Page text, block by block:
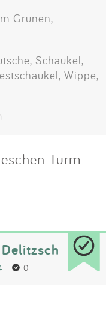
Grünen,
Schaukel,
Wippe,
Turm
0